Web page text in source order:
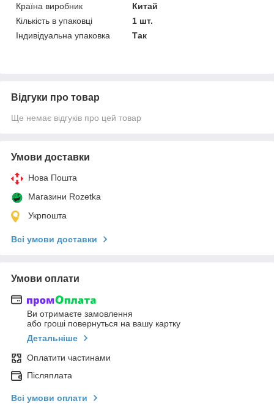
Країна виробник
Китай
Кількість в упаковці
1 шт.
Індивідуальна упаковка
Так
Відгуки про товар
Ще немає відгуків про цей товар
Умови доставки
Нова Пошта
Магазини Rozetka
Укрпошта
Всі умови доставки
Умови оплати
Ви отримаєте замовлення
або гроші повернуться на вашу картку
Детальніше
Оплатити частинами
Післяплата
Всі умови оплати